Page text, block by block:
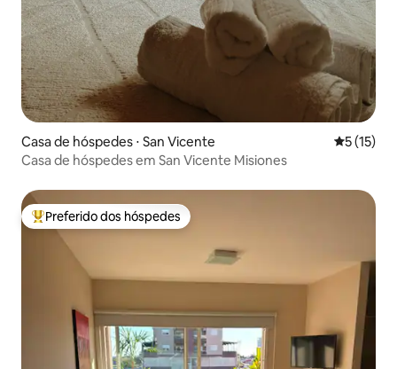
Casa de hóspedes ⋅ San Vicente 5 de uma
5 (15)
Casa de hóspedes em San Vicente Misiones
Entre os melhores preferidos dos hóspedes
Preferido dos hóspedes